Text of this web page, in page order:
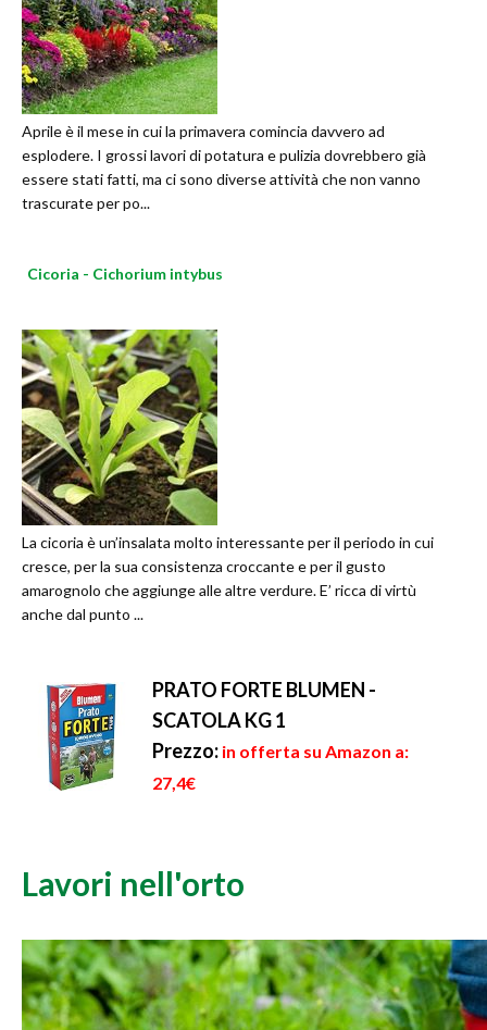
Aprile è il mese in cui la primavera comincia davvero ad
esplodere. I grossi lavori di potatura e pulizia dovrebbero già
essere stati fatti, ma ci sono diverse attività che non vanno
trascurate per po...
Cicoria - Cichorium intybus
La cicoria è un’insalata molto interessante per il periodo in cui
cresce, per la sua consistenza croccante e per il gusto
amarognolo che aggiunge alle altre verdure. E’ ricca di virtù
anche dal punto ...
PRATO FORTE BLUMEN -
SCATOLA KG 1
Prezzo: in offerta su Amazon a:
27,4€
Lavori nell'orto